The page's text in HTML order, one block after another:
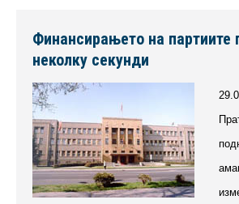
Финансирањето на партиите
неколку секунди